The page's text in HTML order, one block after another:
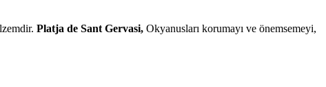
Platja de Sant Gervasi, Okyanusları korumayı ve önemsemeyi,